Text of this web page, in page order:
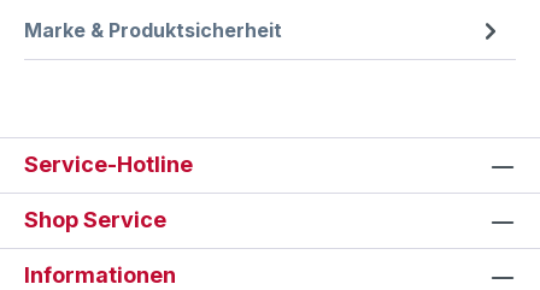
Marke & Produktsicherheit
Service-Hotline
Shop Service
Informationen